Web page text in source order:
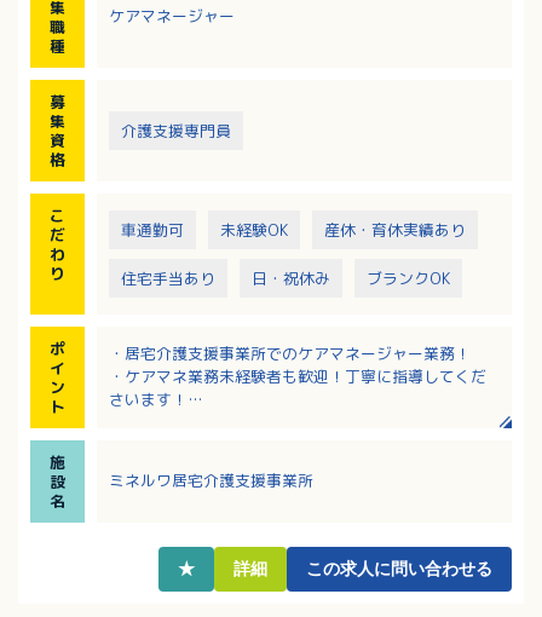
集
職
種
ケアマネージャー
募
集
資
格
介護支援専門員
こ
だ
わ
り
車通勤可 未経験OK 産休・育休実績あり
住宅手当あり 日・祝休み ブランクOK
ポ
イ
ン
ト
・居宅介護支援事業所でのケアマネージャー業務！
・ケアマネ業務未経験者も歓迎！丁寧に指導してくだ
さいます！
は振替休日あり！
・各種手当充実！年間賞与は高水準の4.0ヶ月分！（前
施
設
名
ミネルワ居宅介護支援事業所
★ 詳細 この求人に問い合わせる